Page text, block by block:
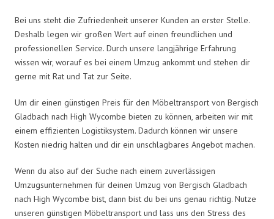
Bei uns steht die Zufriedenheit unserer Kunden an erster Stelle.
Deshalb legen wir großen Wert auf einen freundlichen und
professionellen Service. Durch unsere langjährige Erfahrung
wissen wir, worauf es bei einem Umzug ankommt und stehen dir
gerne mit Rat und Tat zur Seite.
Um dir einen günstigen Preis für den Möbeltransport von Bergisch
Gladbach nach High Wycombe bieten zu können, arbeiten wir mit
einem effizienten Logistiksystem. Dadurch können wir unsere
Kosten niedrig halten und dir ein unschlagbares Angebot machen.
Wenn du also auf der Suche nach einem zuverlässigen
Umzugsunternehmen für deinen Umzug von Bergisch Gladbach
nach High Wycombe bist, dann bist du bei uns genau richtig. Nutze
unseren günstigen Möbeltransport und lass uns den Stress des